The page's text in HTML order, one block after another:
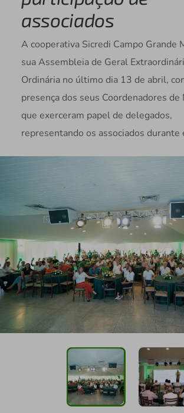
associados
A cooperativa Sicredi Campo Grande
sua Assembleia de Geral
Ordinária no último dia 13 de abril,
presença dos seus Coordenadores de
que exerceram papel de delegados,
representando os associados durante